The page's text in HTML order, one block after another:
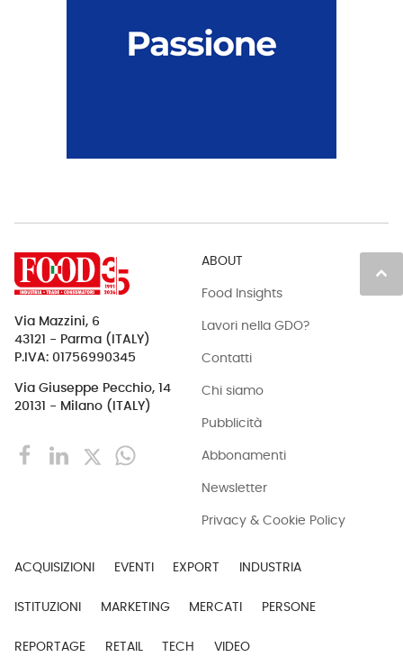
keyboard_arrow_up
Via Mazzini, 6
43121 - Parma (ITALY)
P.IVA: 01756990345
Via Giuseppe Pecchio, 14
20131 - Milano (ITALY)
ABOUT
Food Insights
Lavori nella GDO?
Contatti
Chi siamo
Pubblicità
Abbonamenti
Newsletter
Privacy & Cookie Policy
ACQUISIZIONI EVENTI EXPORT INDUSTRIA
ISTITUZIONI MARKETING MERCATI PERSONE
REPORTAGE RETAIL TECH VIDEO